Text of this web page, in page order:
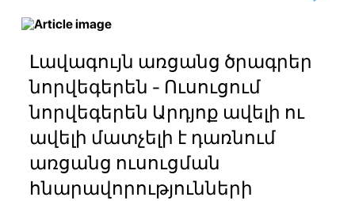
Լավագույն առցանց ծրագրեր
նորվեգերեն - Ուսուցում
նորվեգերեն Արդյոք ավելի ու
ավելի մատչելի է դառնում
առցանց ուսուցման
հնարավորությունների